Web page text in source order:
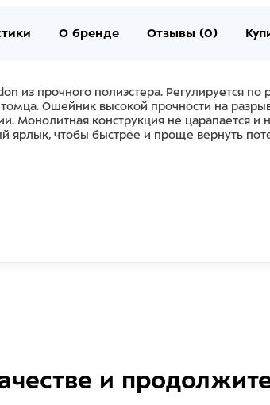
О бренде Отзывы (0)
из прочного полиэстера. Регулируется
Ошейник высокой прочности на
Монолитная конструкция не царапается
ярлык, чтобы быстрее и проще вернуть
и